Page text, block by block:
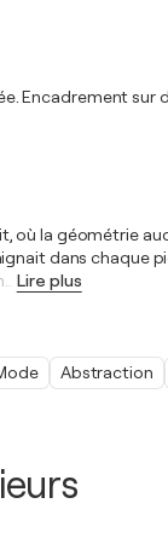
Encadrement sur
où la géométrie
dans chaque
Lire plus
Abstraction